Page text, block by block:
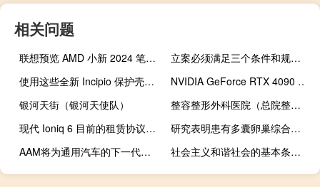
相关问题
联想预览 AMD 小新 2024 笔记本电脑阵容 搭载 Ryzen 7 8845H
立案必须满足三个条件和规定（立案必须满足三个条件）
使用这些全新 Incipio 保护壳设计并保护您的 Galaxy S24
NVIDIA GeForce RTX 4090 获得静默 GPU 更新
银河天街（银河天使队）
整容整形外科医院（总院整形）
现代 Ioniq 6 目前的租赁协议非常好
研究表明患有多囊卵巢综合症的女性对生育治疗反应良好
AAM将为通用汽车的下一代中型皮卡车提供高效车桥
社会主义和谐社会的基本条件（社会主义和谐社会的基本特征）